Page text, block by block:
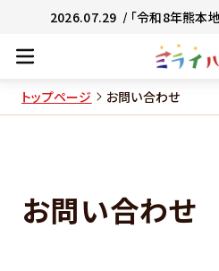
2026.07.29 / 「令和8年熊本
トップページ お問い合わせ
お問い合わせ